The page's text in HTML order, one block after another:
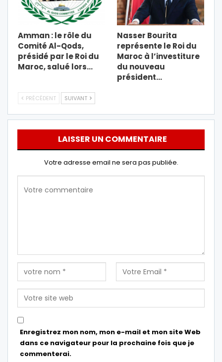
Amman : le rôle du
Comité Al-Qods,
présidé par le Roi du
Maroc, salué lors…
Nasser Bourita
représente le Roi du
Maroc à l’investiture
du nouveau
président…
PRÉCÉDENT SUIVANT
LAISSER UN COMMENTAIRE
Votre adresse email ne sera pas publiée.
Enregistrez mon nom, mon e-mail et mon site Web
dans ce navigateur pour la prochaine fois que je
commenterai.